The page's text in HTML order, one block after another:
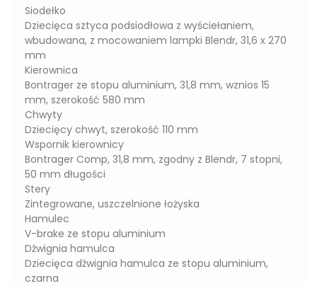
Siodełko
Dziecięca sztyca podsiodłowa z wyściełaniem,
wbudowana, z mocowaniem lampki Blendr, 31,6 x 270
mm
Kierownica
Bontrager ze stopu aluminium, 31,8 mm, wznios 15
mm, szerokość 580 mm
Chwyty
Dziecięcy chwyt, szerokość 110 mm
Wspornik kierownicy
Bontrager Comp, 31,8 mm, zgodny z Blendr, 7 stopni,
50 mm długości
Stery
Zintegrowane, uszczelnione łożyska
Hamulec
V-brake ze stopu aluminium
Dźwignia hamulca
Dziecięca dźwignia hamulca ze stopu aluminium,
czarna